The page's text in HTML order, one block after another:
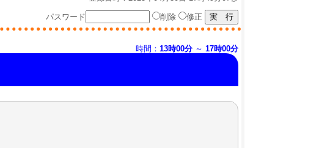
パスワード
削除 修正
時間： 13時00分～ 17時00分